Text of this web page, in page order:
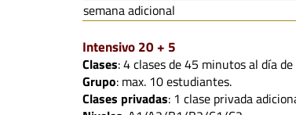
semana adicional
Intensivo 20 + 5
Clases: 4 clases de 45 minutos al día
Grupo: max. 10 estudiantes.
Clases privadas: 1 clase privada